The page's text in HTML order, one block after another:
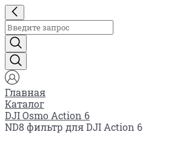
Главная
Каталог
DJI Osmo Action 6
ND8 фильтр для DJI Action 6